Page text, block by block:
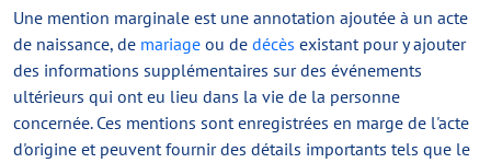
Une mention marginale est une annotation ajoutée à un acte
de naissance, de mariage ou de décès existant pour y ajouter
des informations supplémentaires sur des événements
ultérieurs qui ont eu lieu dans la vie de la personne
concernée. Ces mentions sont enregistrées en marge de l'acte
d'origine et peuvent fournir des détails importants tels que le